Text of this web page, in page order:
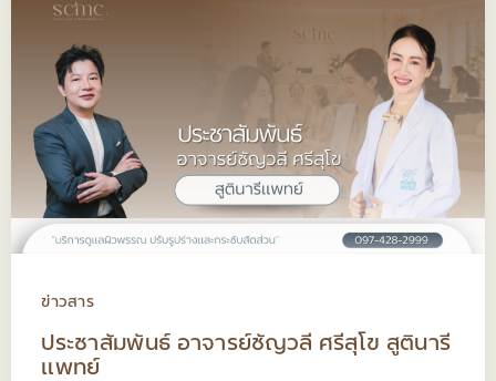
ข่าวสาร
ประชาสัมพันธ์ อาจารย์ชัญวลี ศรีสุโข สูตินารี
แพทย์